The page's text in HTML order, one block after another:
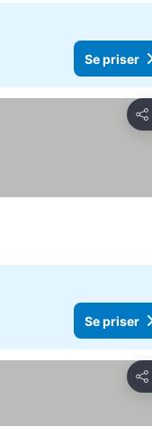
Se priser
Del
Se priser
Del